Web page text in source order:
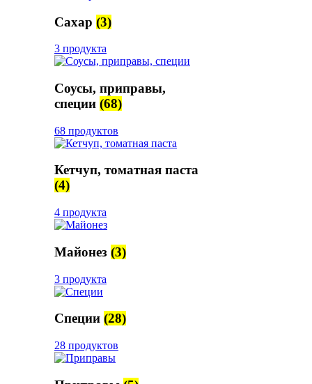
Сахар (3)
3 продукта
Соусы, приправы,
специи (68)
68 продуктов
Кетчуп, томатная паста
(4)
4 продукта
Майонез (3)
3 продукта
Специи (28)
28 продуктов